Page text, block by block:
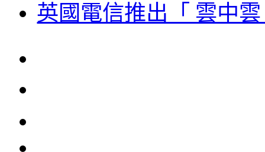
英國電信推出「 雲中